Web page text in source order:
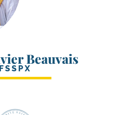
Beauvais
FSSPX